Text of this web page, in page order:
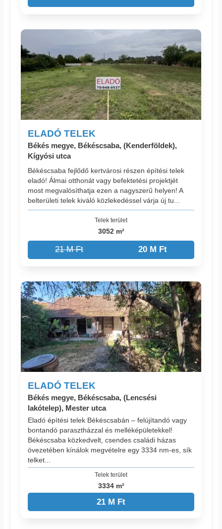
ELADÓ TELEK
Békés megye, Békéscsaba, (Kenderföldek),
Kígyósi utca
Békéscsaba fejlődő kertvárosi részen építési telek
eladó! Álmai otthonát vagy befektetési projektjét
most megvalósíthatja ezen a nagyszerű helyen! A
belterületi telek kiváló közlekedéssel várja új tu...
Telek terület
3052 m²
21 M Ft 20 M Ft
ELADÓ TELEK
Békés megye, Békéscsaba, (Lencsési
lakótelep), Mester utca
Eladó építési telek Békéscsabán – felújítandó vagy
bontandó parasztházzal és melléképületekkel!
Békéscsaba közkedvelt, csendes családi házas
övezetében kínálok megvételre egy 3334 nm-es, sík
telket...
Telek terület
3334 m²
21 M Ft